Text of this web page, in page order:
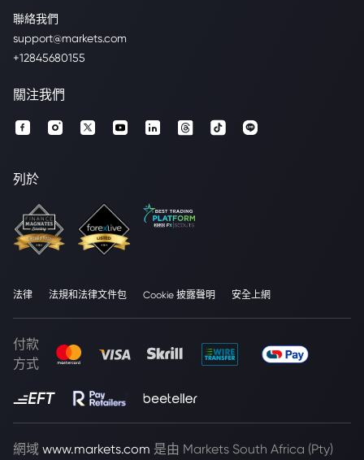
聯絡我們
support@markets.com
+12845680155
關注我們
列於
法律 法規和法律文件包 Cookie 披露聲明 安全上網
付款
方式
網域 www.markets.com 是由 Markets South Africa (Pty)